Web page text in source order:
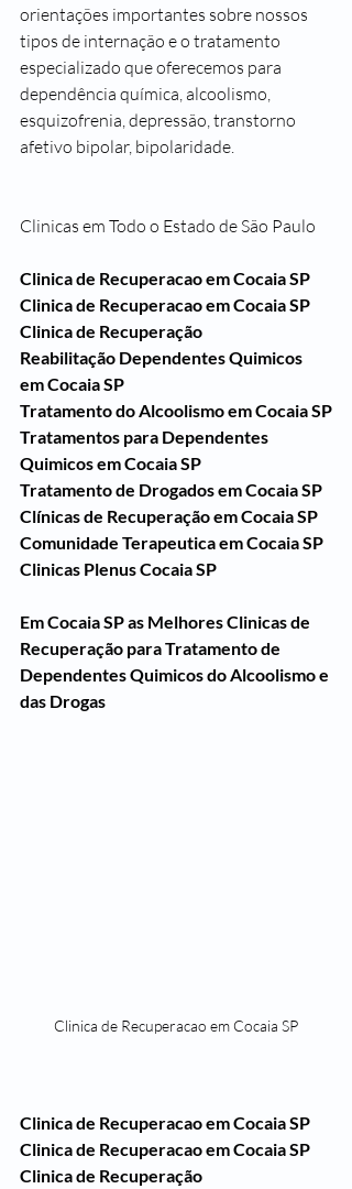
orientações importantes sobre nossos
tipos de internação e o tratamento
especializado que oferecemos para
dependência química, alcoolismo,
esquizofrenia, depressão, transtorno
afetivo bipolar, bipolaridade.
Clinicas em Todo o Estado de São Paulo
Clinica de Recuperacao em Cocaia SP
Clinica de Recuperacao em Cocaia SP
Clinica de Recuperação
Reabilitação Dependentes Quimicos
em Cocaia SP
Tratamento do Alcoolismo em Cocaia SP
Tratamentos para Dependentes
Quimicos em Cocaia SP
Tratamento de Drogados em Cocaia SP
Clínicas de Recuperação em Cocaia SP
Comunidade Terapeutica em Cocaia SP
Clinicas Plenus Cocaia SP
Em Cocaia SP as Melhores Clinicas de
Recuperação para Tratamento de
Dependentes Quimicos do Alcoolismo e
das Drogas
Clinica de Recuperacao em Cocaia SP
Clinica de Recuperacao em Cocaia SP
Clinica de Recuperacao em Cocaia SP
Clinica de Recuperação